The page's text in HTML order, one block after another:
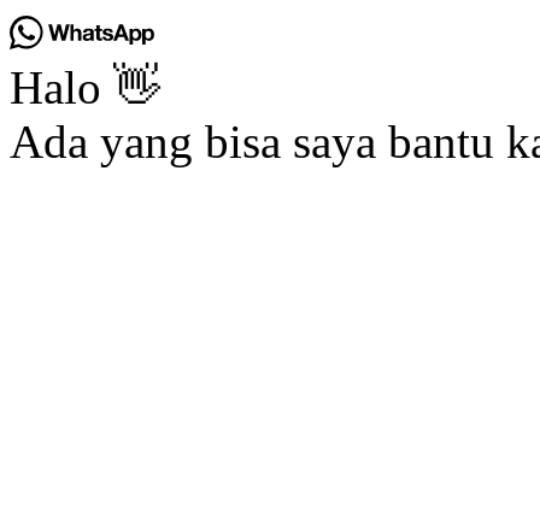
Halo 👋
Ada yang bisa saya bantu